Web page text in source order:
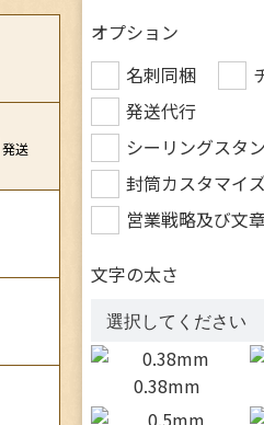
発送
オプション
名刺同梱
発送代行
シーリングスタ
封筒カスタマイズ
営業戦略及び文
文字の太さ
0.38mm